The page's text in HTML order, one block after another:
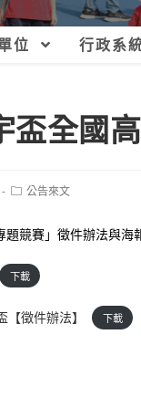
位 行政系
盃全國
Post公告來文
題競賽」徵件辦法與海
下載
徵件辦法】 下載